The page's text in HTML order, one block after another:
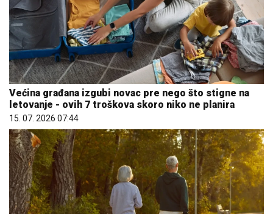
Većina građana izgubi novac pre nego što stigne na
letovanje - ovih 7 troškova skoro niko ne planira
15. 07. 2026 07:44